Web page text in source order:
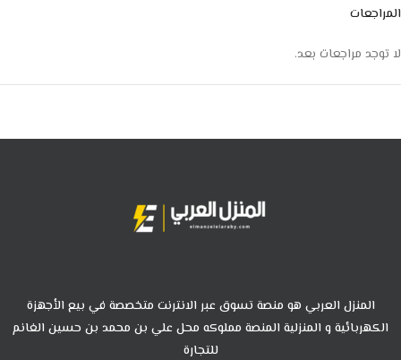
المراجعات
لا توجد مراجعات بعد.
المنزل العربي هو منصة تسوق عبر الانترنت متخصصة في بيع الأجهزة
الكهربائية و المنزلية المنصة مملوكه محل علي بن محمد بن حسين الغانم
للتجارة